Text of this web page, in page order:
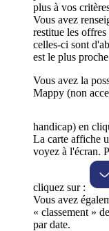
plus à vos
Vous avez
restitue les
celles-ci sont
est le plus
Vous avez la
Mappy (non
handicap) en
La carte affiche
voyez à l'écran.
cliquez sur :
Vous avez
« classement »
par date.